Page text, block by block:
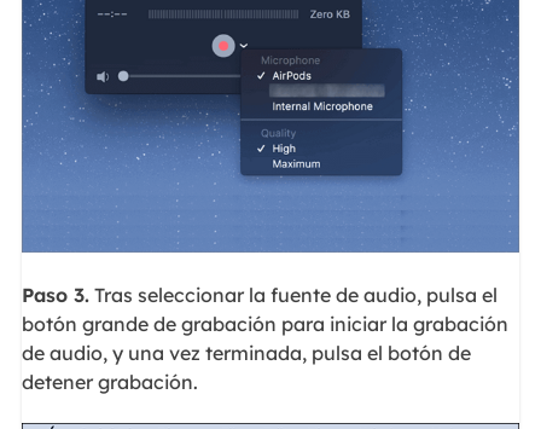
Paso 3.Tras seleccionar la fuente de audio, pulsa el
botón grande de grabación para iniciar la grabación
de audio, y una vez terminada, pulsa el botón de
detener grabación.